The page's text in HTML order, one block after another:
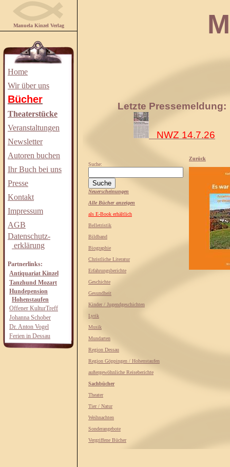
Manuela Kinzel Verlag
Home
Wir über uns
Bücher
Theaterstücke
Veranstaltungen
Newsletter
Autoren buchen
Ihr Buch bei uns
Presse
Kontakt
Impressum
AGB
Datenschutz-
erklärung
Partnerlinks:
Antiquariat Kinzel
Tanzhund Mozart
Hundepension
Hohenstaufen
Offener KulturTreff
Johanna Schober
Dr. Anton Vogel
Ferien in Dessau
Letzte Pressemeldung:
NWZ 14.7.26
Suche:
Neuerscheinungen
Alle Bücher anzeigen
als E-Book erhältlich
Belletristik
Bildband
Biographie
Christliche Literatur
Erfahrungsberichte
Geschichte
Gesundheit
Kinder / Jugendgeschichten
Lyrik
Musik
Mundarten
Region Dessau
Region Göppingen / Hohenstaufen
außergewöhnliche Reiseberichte
Sachbücher
Theater
Tier / Natur
Weihnachten
Sonderangebote
Vergriffene Bücher
Zurück